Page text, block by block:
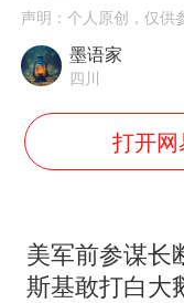
声明：个人原创，仅供
墨语家
四川
打开
美军前参谋长
斯基敢打白大